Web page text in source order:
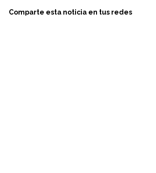
Comparte esta noticia en tus redes